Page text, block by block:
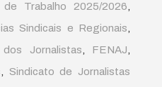
de Trabalho 2025/2026
Sindicais e Regionais
Jornalistas
FENAJ
Sindicato de Jornalistas